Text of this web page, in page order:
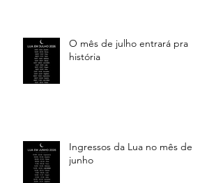
O mês de julho entrará pra
história
Ingressos da Lua no mês de
junho